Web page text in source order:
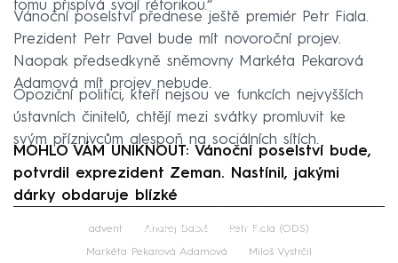
tomu přispívá svojí rétorikou.“
Vánoční poselství přednese ještě premiér Petr Fiala.
Prezident Petr Pavel bude mít novoroční projev.
Naopak předsedkyně sněmovny Markéta Pekarová
Adamová mít projev nebude.
Opoziční politici, kteří nejsou ve funkcích nejvyšších
ústavních činitelů, chtějí mezi svátky promluvit ke
svým příznivcům alespoň na sociálních sítích.
MOHLO VÁM UNIKNOUT: Vánoční poselství bude,
potvrdil exprezident Zeman. Nastínil, jakými
dárky obdaruje blízké
Failed to fetch
advent Andrej Babiš Petr Fiala (ODS)
Markéta Pekarová Adamová Miloš Vystrčil